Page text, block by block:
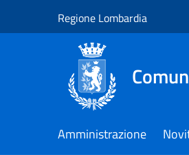
Regione Lombardia
Amministrazione